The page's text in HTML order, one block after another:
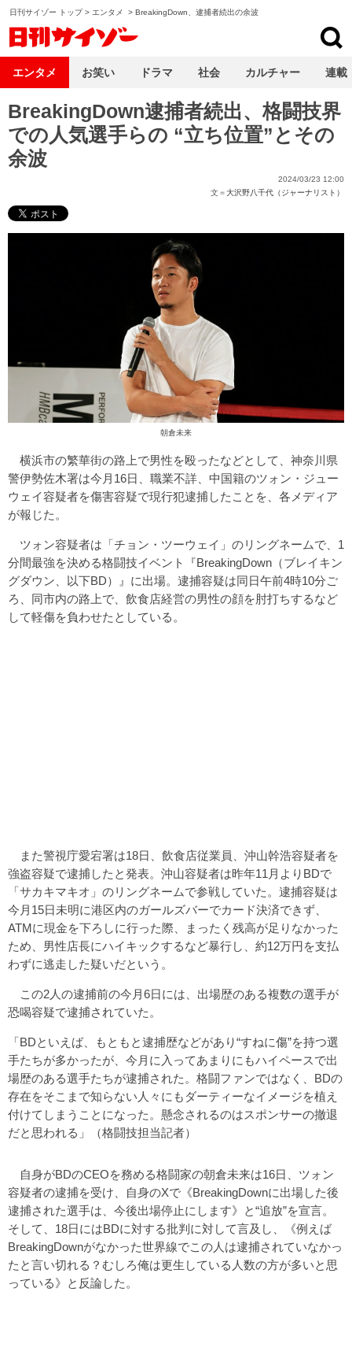
日刊サイゾー トップ> エンタメ > BreakingDown、逮捕者続出の余波
BreakingDown逮捕者続出、格闘技界
での人気選手らの “立ち位置”とその
余波
2024/03/23 12:00
文＝大沢野八千代（ジャーナリスト）
朝倉未来
横浜市の繁華街の路上で男性を殴ったなどとして、神奈川県
警伊勢佐木署は今月16日、職業不詳、中国籍のツォン・ジュー
ウェイ容疑者を傷害容疑で現行犯逮捕したことを、各メディア
が報じた。
ツォン容疑者は「チョン・ツーウェイ」のリングネームで、1
分間最強を決める格闘技イベント『BreakingDown（ブレイキン
グダウン、以下BD）』に出場。逮捕容疑は同日午前4時10分ご
ろ、同市内の路上で、飲食店経営の男性の顔を肘打ちするなど
して軽傷を負わせたとしている。
また警視庁愛宕署は18日、飲食店従業員、沖山幹浩容疑者を
強盗容疑で逮捕したと発表。沖山容疑者は昨年11月よりBDで
「サカキマキオ」のリングネームで参戦していた。逮捕容疑は
今月15日未明に港区内のガールズバーでカード決済できず、
ATMに現金を下ろしに行った際、まったく残高が足りなかった
ため、男性店長にハイキックするなど暴行し、約12万円を支払
わずに逃走した疑いだという。
この2人の逮捕前の今月6日には、出場歴のある複数の選手が
恐喝容疑で逮捕されていた。
「BDといえば、もともと逮捕歴などがあり“すねに傷”を持つ選
手たちが多かったが、今月に入ってあまりにもハイペースで出
場歴のある選手たちが逮捕された。格闘ファンではなく、BDの
存在をそこまで知らない人々にもダーティーなイメージを植え
付けてしまうことになった。懸念されるのはスポンサーの撤退
だと思われる」（格闘技担当記者）
自身がBDのCEOを務める格闘家の朝倉未来は16日、ツォン
容疑者の逮捕を受け、自身のXで《BreakingDownに出場した後
逮捕された選手は、今後出場停止にします》と“追放”を宣言。
そして、18日にはBDに対する批判に対して言及し、《例えば
BreakingDownがなかった世界線でこの人は逮捕されていなかっ
たと言い切れる？むしろ俺は更生している人数の方が多いと思
っている》と反論した。
エンタメ お笑い ドラマ 社会 カルチャー 連載